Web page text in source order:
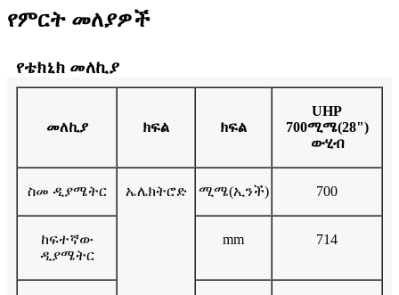
የምርት መለያዎች
የቴክኒክ መለኪያ
መለኪያ ክፍል ክፍል
UHP
700ሚሜ(28")
ውሂብ
ስመ ዲያሜትር ኤሌክትሮድ ሚሜ(ኢንች) 700
ከፍተኛው
ዲያሜትር
mm 714